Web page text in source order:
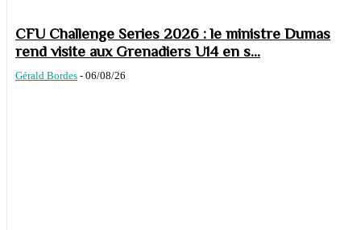
CFU Challenge Series 2026 : le ministre Dumas
rend visite aux Grenadiers U14 en s...
Gérald Bordes - 06/08/26